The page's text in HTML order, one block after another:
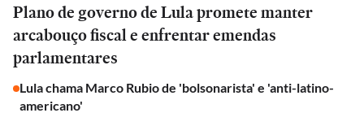
Plano de governo de Lula promete manter
arcabouço fiscal e enfrentar emendas
parlamentares
Lula chama Marco Rubio de 'bolsonarista' e 'anti-latino-
americano'